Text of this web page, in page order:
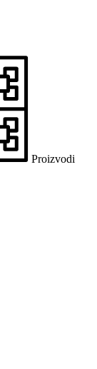
Proizvodi